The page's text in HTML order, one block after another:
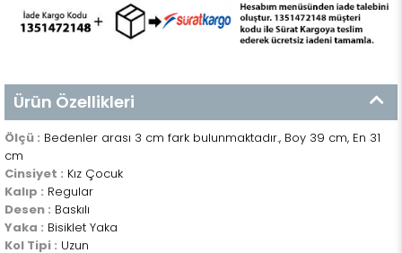
Ürün Özellikleri
Ölçü : Bedenler arası 3 cm fark bulunmaktadır., Boy 39 cm, En 31
cm
Cinsiyet : Kız Çocuk
Kalıp : Regular
Desen : Baskılı
Yaka : Bisiklet Yaka
Kol Tipi : Uzun